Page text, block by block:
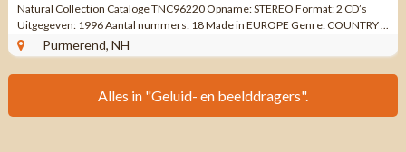
Natural Collection Cataloge TNC96220 Opname: STEREO Format: 2 CD’s
Uitgegeven: 1996 Aantal nummers: 18 Made in EUROPE Genre: COUNTRY ...
Purmerend, NH
Alles in "Geluid- en beelddragers".